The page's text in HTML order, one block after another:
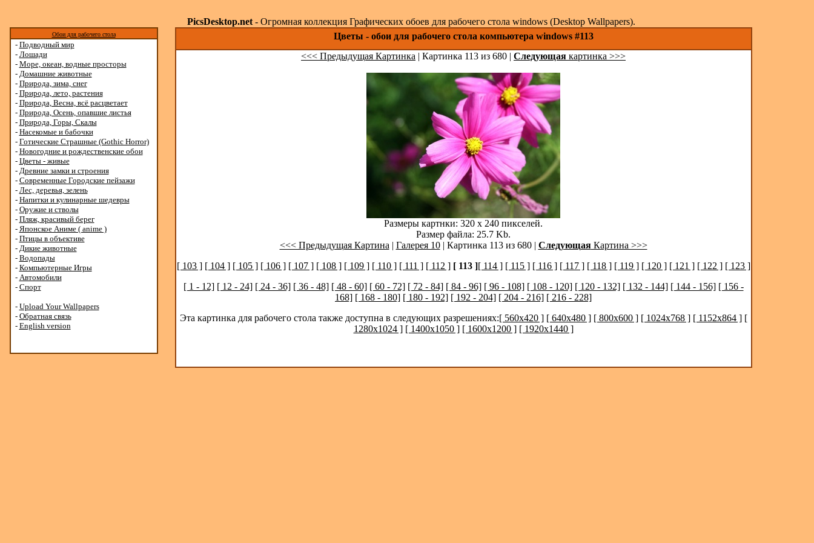
PicsDesktop.net- Огромная коллекция Графических обоев для рабочего стола windows (Desktop Wallpapers).
Обои для рабочего стола
- Подводный мир
- Лошади
- Море, океан, водные просторы
- Домашние животные
- Природа, зима, снег
- Природа, лето, растения
- Природа, Весна, всё расцветает
- Природа, Осень, опавшие листья
- Природа, Горы, Скалы
- Насекомые и бабочки
- Готические Страшные (Gothic Horror)
- Новогодние и рождественские обои
- Цветы - живые
- Древние замки и строения
- Современные Городские пейзажи
- Лес, деревья, зелень
- Напитки и кулинарные шедевры
- Оружие и стволы
- Пляж, красивый берег
- Японское Аниме ( anime )
- Птицы в объективе
- Дикие животные
- Водопады
- Компьютерные Игры
- Автомобили
- Спорт
- Upload Your Wallpapers
- Обратная связь
- English version
Цветы - обои для рабочего стола компьютера windows #113
<<< Предыдущая Картинка | Картинка 113 из 680 | Следующая картинка >>>
Размеры картнки: 320 x 240 пикселей.
Размер файла: 25.7 Kb.
<<< Предыдущая Картина | Галерея 10| Картинка 113 из 680 | СледующаяКартина >>>
[ 103 ] [ 104 ] [ 105 ] [ 106 ] [ 107 ] [ 108 ] [ 109 ] [ 110 ] [ 111 ] [ 112 ] [ 113 ][ 114 ] [ 115 ] [ 116 ] [ 117 ] [ 118 ] [ 119 ] [ 120 ] [ 121 ] [ 122 ] [ 123 ]
[ 1 - 12] [ 12 - 24] [ 24 - 36] [ 36 - 48] [ 48 - 60] [ 60 - 72] [ 72 - 84] [ 84 - 96] [ 96 - 108] [ 108 - 120] [ 120 - 132] [ 132 - 144] [ 144 - 156] [ 156 -
168] [ 168 - 180] [ 180 - 192] [ 192 - 204] [ 204 - 216] [ 216 - 228]
Эта картинка для рабочего стола также доступна в следующих разрешениях:[ 560x420 ] [ 640x480 ] [ 800x600 ] [ 1024x768 ] [ 1152x864 ] [
1280x1024 ] [ 1400x1050 ] [ 1600x1200 ] [ 1920x1440 ]